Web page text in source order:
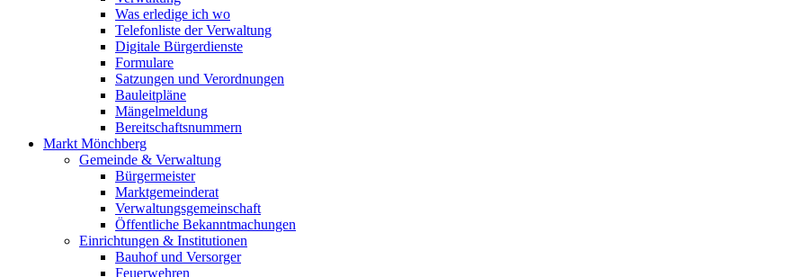
Was erledige ich wo
Telefonliste der Verwaltung
Digitale Bürgerdienste
Formulare
Satzungen und Verordnungen
Bauleitpläne
Mängelmeldung
Bereitschaftsnummern
Markt Mönchberg
Gemeinde & Verwaltung
Bürgermeister
Marktgemeinderat
Verwaltungsgemeinschaft
Öffentliche Bekanntmachungen
Einrichtungen & Institutionen
Bauhof und Versorger
Feuerwehren